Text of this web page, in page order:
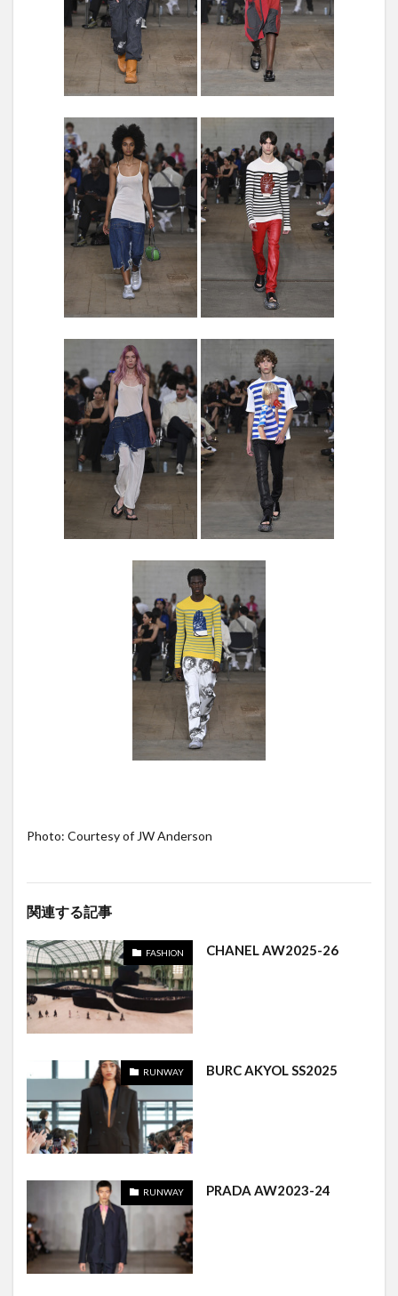
Photo: Courtesy of JW Anderson
関連する記事
FASHION CHANEL AW2025-26
RUNWAY BURC AKYOL SS2025
RUNWAY PRADA AW2023-24